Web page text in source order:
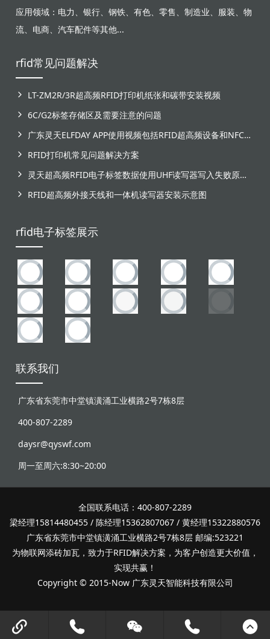
应用领域：电力、银行、钢铁、有色、零售、制造业、服装、物
流、电商、汽车配件等其他...
rfid常见问题解决
LT-ZM2R/3R超高频RFID打印机纸张和碳带安装视频
6C/G2标签存储区及需要注意的问题
广东灵天ELFDAY APP使用视频包括RFID超高频设备和NFC芯片标签感应
RFID打印机常见问题解决方案
灵天超高频RFID电子标签数据使用UHF读写器写入失败原因分析
RFID超高频外接天线和一体机读写器安装示意图
rfid电子标签展示
联系我们
广东省东莞市中堂镇潢涌工业横路2号7栋8层
400-807-2289
daysr@qyswf.com
周一至周六:8:30~20:00
全国联系电话：400-807-2289
梁经理15814480455 / 陈经理15362807067 / 黄经理15322880576
广东省东莞市中堂镇潢涌工业横路2号7栋8层 邮编:523221
为物联网添砖加瓦，致力于RFID解决方案，为客户创造更大价值，
实现共赢！
Copyright © 2015-Now 广东灵天智能科技有限公司